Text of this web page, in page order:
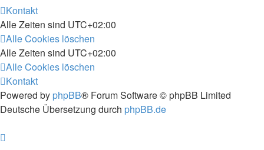
Kontakt
Alle Zeiten sind UTC+02:00
Alle Cookies löschen
Alle Zeiten sind UTC+02:00
Alle Cookies löschen
Kontakt
Powered by phpBB® Forum Software © phpBB Limited
Deutsche Übersetzung durch phpBB.de